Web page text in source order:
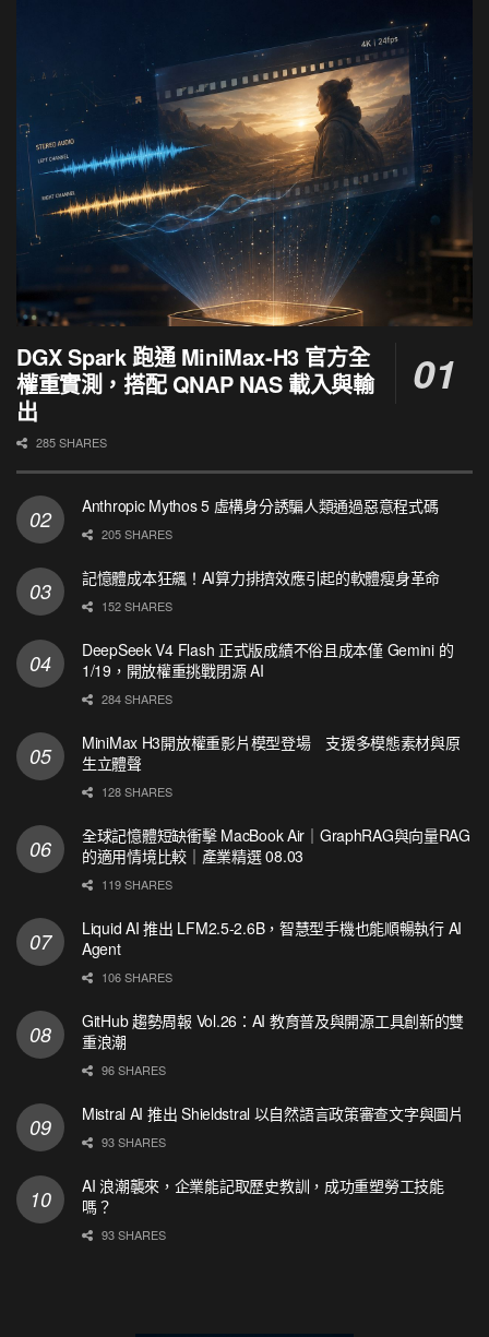
DGX Spark 跑通 MiniMax-H3 官方全
權重實測，搭配 QNAP NAS 載入與輸
出
285 SHARES
Anthropic Mythos 5 虛構身分誘騙人類通過惡意程式碼
205 SHARES
記憶體成本狂飆！AI算力排擠效應引起的軟體瘦身革命
152 SHARES
DeepSeek V4 Flash 正式版成績不俗且成本僅 Gemini 的
1/19，開放權重挑戰閉源 AI
284 SHARES
MiniMax H3開放權重影片模型登場 支援多模態素材與原
生立體聲
128 SHARES
全球記憶體短缺衝擊 MacBook Air｜GraphRAG與向量RAG
的適用情境比較｜產業精選 08.03
119 SHARES
Liquid AI 推出 LFM2.5-2.6B，智慧型手機也能順暢執行 AI
Agent
106 SHARES
GitHub 趨勢周報 Vol.26：AI 教育普及與開源工具創新的雙
重浪潮
96 SHARES
Mistral AI 推出 Shieldstral 以自然語言政策審查文字與圖片
93 SHARES
AI 浪潮襲來，企業能記取歷史教訓，成功重塑勞工技能
嗎？
93 SHARES